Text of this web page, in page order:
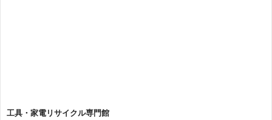
工具・家電リサイクル専門館